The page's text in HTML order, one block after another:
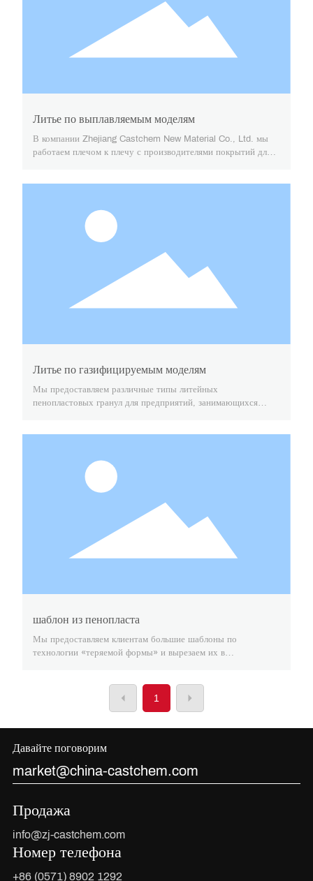
Литье по выплавляемым моделям
В компании Zhejiang Castchem New Material Co., Ltd. мы
работаем плечом к плечу с производителями покрытий для
моделям разработаны с акцентом на функциональность,
долговечность и экологичность.
Литье по газифицируемым моделям
Мы предоставляем различные типы литейных
пенопластовых гранул для предприятий, занимающихся
шаблон из пенопласта
Мы предоставляем клиентам большие шаблоны по
технологии «теряемой формы» и вырезаем их в
1
Давайте поговорим
market@china-castchem.com
Продажа
info@zj-castchem.com
Номер телефона
+86 (0571) 8902 1292